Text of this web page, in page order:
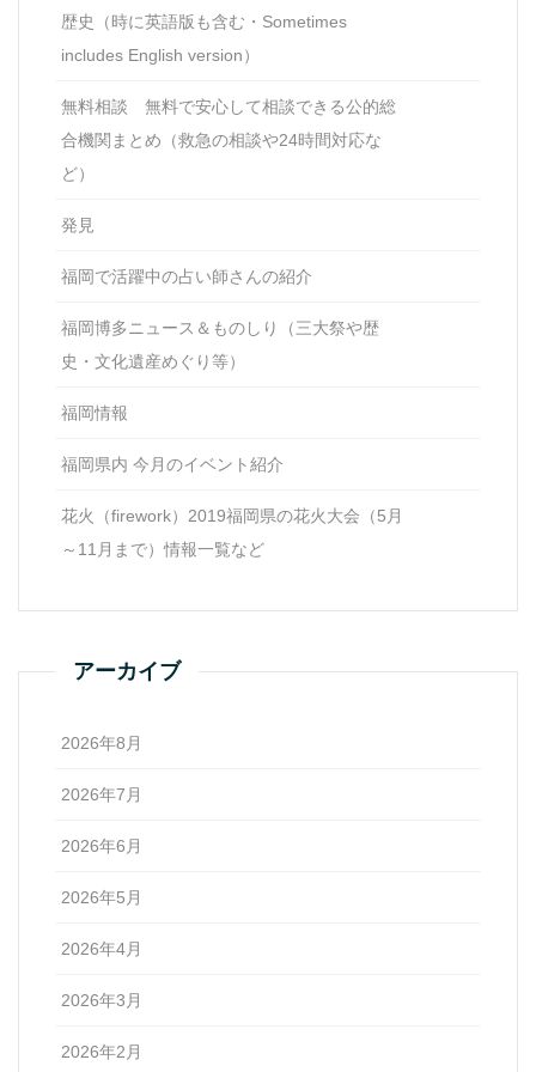
歴史（時に英語版も含む・Sometimes
includes English version）
無料相談 無料で安心して相談できる公的総
合機関まとめ（救急の相談や24時間対応な
ど）
発見
福岡で活躍中の占い師さんの紹介
福岡博多ニュース＆ものしり（三大祭や歴
史・文化遺産めぐり等）
福岡情報
福岡県内 今月のイベント紹介
花火（firework）2019福岡県の花火大会（5月
～11月まで）情報一覧など
アーカイブ
2026年8月
2026年7月
2026年6月
2026年5月
2026年4月
2026年3月
2026年2月